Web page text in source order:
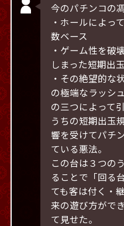
今のパチンコの
・ホールによっ
数ベース
・ゲーム性を破
しまった短期出
・その絶望的な
の極端なラッシ
の三つによって
うちの短期出玉
響を受けてパチ
ている悪法。
この台は３つの
ることで「回る
ても客は付く・
来の遊び方がで
て見せた。